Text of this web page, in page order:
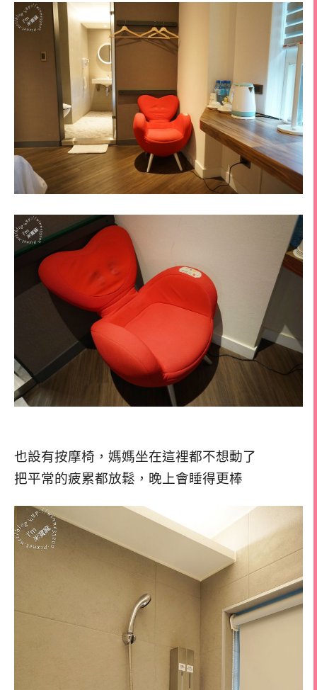
也設有按摩椅，媽媽坐在這裡都不想動了
把平常的疲累都放鬆，晚上會睡得更棒